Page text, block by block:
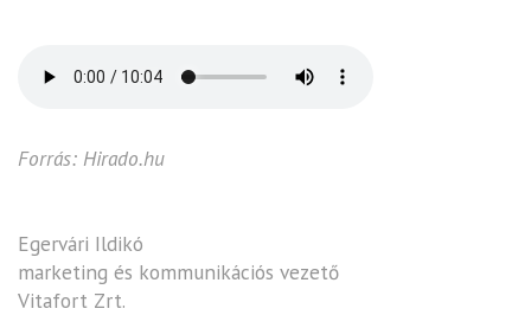
Forrás: Hirado.hu
Egervári Ildikó
marketing és kommunikációs vezető
Vitafort Zrt.